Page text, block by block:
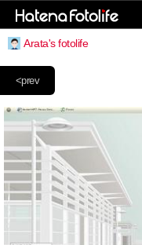
Arata's fotolife
<prev